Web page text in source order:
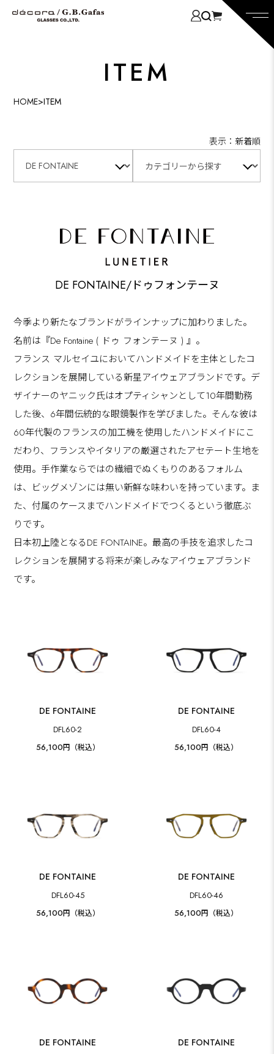
ITEM
HOME>ITEM
表示：新着順
DE FONTAINE/ドゥフォンテーヌ
今季より新たなブランドがラインナップに加わりました。
名前は『De Fontaine ( ドゥ フォンテーヌ ) 』。
フランス マルセイユにおいてハンドメイドを主体としたコ
レクションを展開している新星アイウェアブランドです。デ
ザイナーのヤニック氏はオプティシャンとして10年間勤務
した後、6年間伝統的な眼鏡製作を学びました。そんな彼は
60年代製のフランスの加工機を使用したハンドメイドにこ
だわり、フランスやイタリアの厳選されたアセテート生地を
使用。手作業ならではの繊細でぬくもりのあるフォルム
は、ビッグメゾンには無い新鮮な味わいを持っています。ま
た、付属のケースまでハンドメイドでつくるという徹底ぶ
りです。
日本初上陸となるDE FONTAINE。最高の手技を追求したコ
レクションを展開する将来が楽しみなアイウェアブランド
です。
DE FONTAINE
DFL60-2
56,100円（税込）
DE FONTAINE
DFL60-4
56,100円（税込）
DE FONTAINE
DFL60-45
56,100円（税込）
DE FONTAINE
DFL60-46
56,100円（税込）
DE FONTAINE DE FONTAINE